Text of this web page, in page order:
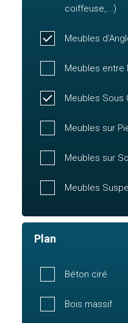
coiffeuse,...)
Meubles
Meubles entre
Meubles Sous
Meubles sur
Meubles sur
Meubles
Plan
Béton ciré
Bois massif